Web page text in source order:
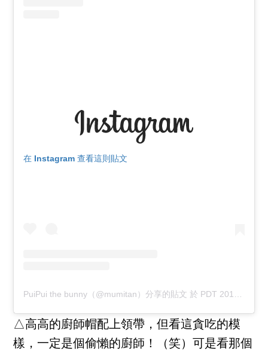
在 Instagram 查看這則貼文
PuiPui the bunny（@mumitan）分享的貼文 於 PDT 2017 年 7月 月 2 日 上午 5:47
△高高的廚師帽配上領帶，但看這貪吃的模
樣，一定是個偷懶的廚師！（笑）可是看那個